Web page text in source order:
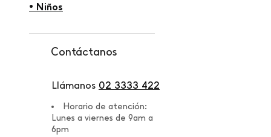
• Niños
Contáctanos
Llámanos 02 3333 422
Horario de atención:
Lunes a viernes de 9am a
6pm